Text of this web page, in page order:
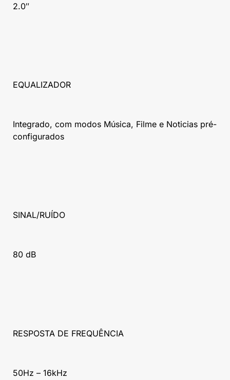
2.0″
EQUALIZADOR
Integrado, com modos Música, Filme e Noticias pré-
configurados
SINAL/RUÍDO
80 dB
RESPOSTA DE FREQUÊNCIA
50Hz – 16kHz